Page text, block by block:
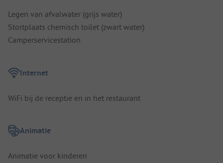
Legen van afvalwater (grijs water)
Stortplaats chemisch toilet (zwart water)
Camperservicestation
Internet
WiFi bij de receptie en in het restaurant
Animatie
Animatie voor kinderen